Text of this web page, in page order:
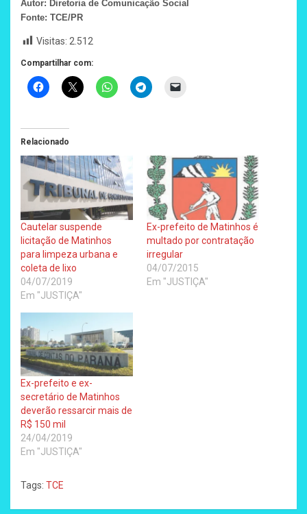
Autor: Diretoria de Comunicação Social
Fonte: TCE/PR
Visitas: 2.512
Compartilhar com:
Relacionado
Cautelar suspende
licitação de Matinhos
para limpeza urbana e
coleta de lixo
04/07/2019
Em "JUSTIÇA"
Ex-prefeito de Matinhos é
multado por contratação
irregular
04/07/2015
Em "JUSTIÇA"
Ex-prefeito e ex-
secretário de Matinhos
deverão ressarcir mais de
R$ 150 mil
24/04/2019
Em "JUSTIÇA"
Tags: TCE